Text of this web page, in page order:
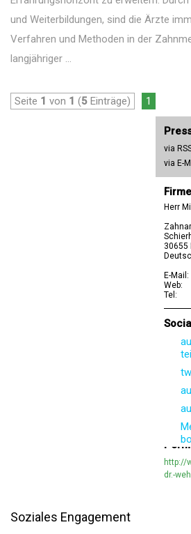
und Weiterbildungen, sind die Ärzte
Verfahren und Methoden in der
langjähriger ...
Seite 1 von 1 (5 Einträge) 1
via
via E-
Herr
30655
E-Mail:
Web:
Tel:
http://
dr.-
Soziales Engagement